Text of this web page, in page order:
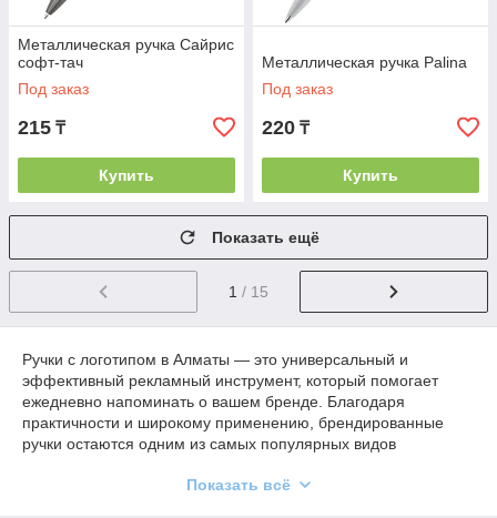
Металлическая ручка Сайрис
софт-тач
Под заказ
215 ₸
Купить
Металлическая ручка Palina
Под заказ
220 ₸
Купить
Показать ещё
1 / 15
Ручки с логотипом в Алматы — это универсальный и
эффективный рекламный инструмент, который помогает
ежедневно напоминать о вашем бренде. Благодаря
практичности и широкому применению, брендированные
ручки остаются одним из самых популярных видов
В нашем каталоге представлены ручки с логотипом в Алматы
Показать всё